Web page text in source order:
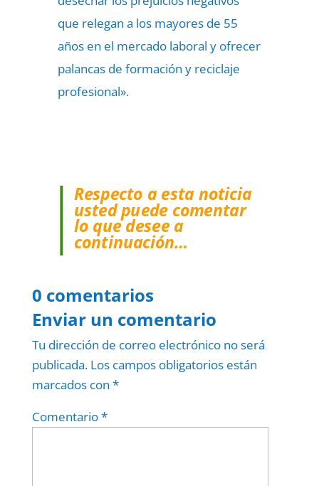
que relegan a los mayores de 55
años en el mercado laboral y ofrecer
palancas de formación y reciclaje
profesional».
Respecto a esta noticia
usted puede comentar
lo que desee a
continuación…
0 comentarios
Enviar un comentario
Tu dirección de correo electrónico no será
publicada. Los campos obligatorios están
marcados con *
Comentario*